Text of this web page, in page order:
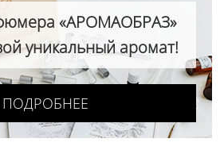
«АРОМАОБРАЗ»
уникальный аромат!
ПОДРОБНЕЕ